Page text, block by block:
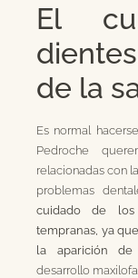
El
de la
Es normal
Pedroche
relacionadas con la
problemas
cuidado de
tempranas, ya
la aparición de
desarrollo